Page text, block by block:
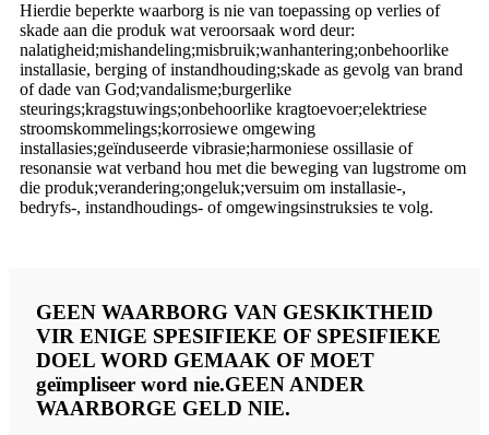
Hierdie beperkte waarborg is nie van toepassing op verlies of
skade aan die produk wat veroorsaak word deur:
nalatigheid;mishandeling;misbruik;wanhantering;onbehoorlike
installasie, berging of instandhouding;skade as gevolg van brand
of dade van God;vandalisme;burgerlike
steurings;kragstuwings;onbehoorlike kragtoevoer;elektriese
stroomskommelings;korrosiewe omgewing
installasies;geïnduseerde vibrasie;harmoniese ossillasie of
resonansie wat verband hou met die beweging van lugstrome om
die produk;verandering;ongeluk;versuim om installasie-,
bedryfs-, instandhoudings- of omgewingsinstruksies te volg.
GEEN WAARBORG VAN GESKIKTHEID
VIR ENIGE SPESIFIEKE OF SPESIFIEKE
DOEL WORD GEMAAK OF MOET
geïmpliseer word nie.GEEN ANDER
WAARBORGE GELD NIE.